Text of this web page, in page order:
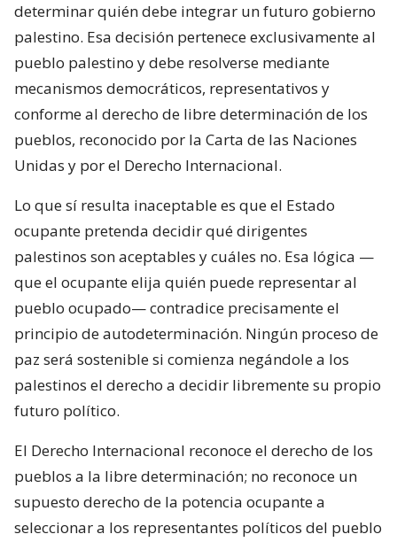
determinar quién debe integrar un futuro gobierno
palestino. Esa decisión pertenece exclusivamente al
pueblo palestino y debe resolverse mediante
mecanismos democráticos, representativos y
conforme al derecho de libre determinación de los
pueblos, reconocido por la Carta de las Naciones
Unidas y por el Derecho Internacional.
Lo que sí resulta inaceptable es que el Estado
ocupante pretenda decidir qué dirigentes
palestinos son aceptables y cuáles no. Esa lógica —
que el ocupante elija quién puede representar al
pueblo ocupado— contradice precisamente el
principio de autodeterminación. Ningún proceso de
paz será sostenible si comienza negándole a los
palestinos el derecho a decidir libremente su propio
futuro político.
El Derecho Internacional reconoce el derecho de los
pueblos a la libre determinación; no reconoce un
supuesto derecho de la potencia ocupante a
seleccionar a los representantes políticos del pueblo